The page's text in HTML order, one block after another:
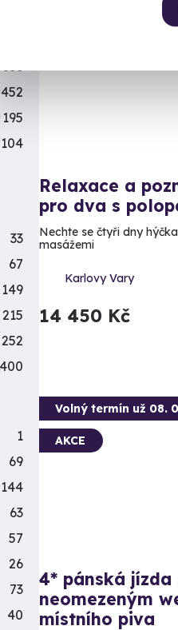
Relaxace a
pro dva s
Nechte se čtyři dny
masážemi
Karlovy Vary
14 450 Kč
Volný termín už 08.
AKCE
4* pánská jízda
neomezeným
místního piva
353
452
195
104
33
67
149
215
252
400
1
69
144
63
57
26
73
40